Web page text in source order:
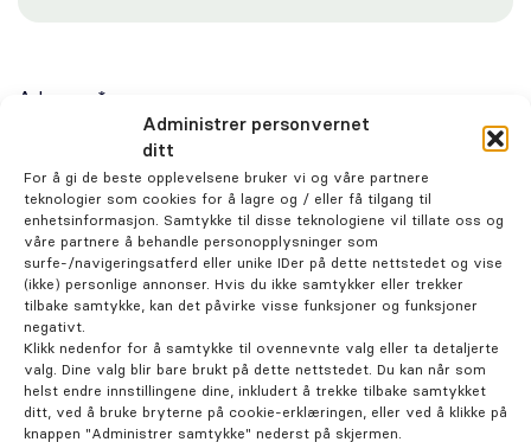
Administrer personvernet
ditt
For å gi de beste opplevelsene bruker vi og våre partnere
teknologier som cookies for å lagre og / eller få tilgang til
enhetsinformasjon. Samtykke til disse teknologiene vil tillate oss og
våre partnere å behandle personopplysninger som
surfe-/navigeringsatferd eller unike IDer på dette nettstedet og vise
(ikke) personlige annonser. Hvis du ikke samtykker eller trekker
tilbake samtykke, kan det påvirke visse funksjoner og funksjoner
negativt.
Klikk nedenfor for å samtykke til ovennevnte valg eller ta detaljerte
valg. Dine valg blir bare brukt på dette nettstedet. Du kan når som
helst endre innstillingene dine, inkludert å trekke tilbake samtykket
ditt, ved å bruke bryterne på cookie-erklæringen, eller ved å klikke på
knappen "Administrer samtykke" nederst på skjermen.
Bestill time
Adresse *
Postnummer *
Fødselsdato dd/mm/åå